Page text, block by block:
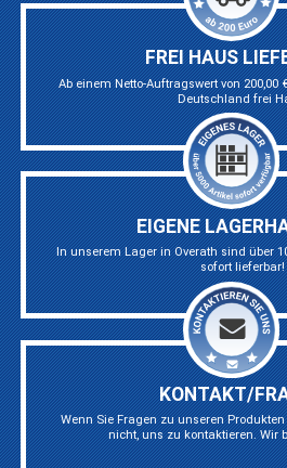
FREI HAUS
Ab einem Netto-Auftragswert von
Deutschland frei
EIGENE
In unserem Lager in Overath sind über
sofort lieferbar!
KONTAKT/
Wenn Sie Fragen zu unseren
nicht, uns zu kontaktieren. Wir